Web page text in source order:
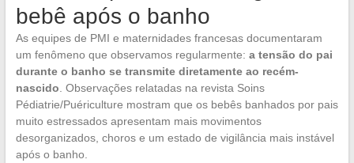
bebê após o banho
As equipes de PMI e maternidades francesas documentaram
um fenômeno que observamos regularmente: a tensão do pai
durante o banho se transmite diretamente ao recém-
nascido . Observações relatadas na revista Soins
Pédiatrie/Puériculture mostram que os bebês banhados por pais
muito estressados apresentam mais movimentos
desorganizados, choros e um estado de vigilância mais instável
após o banho.